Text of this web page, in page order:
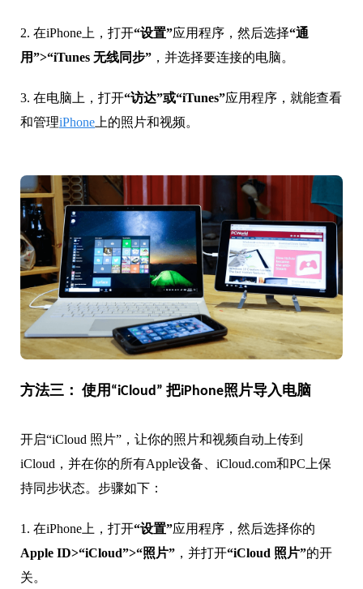
2. 在iPhone上，打开“设置”应用程序，然后选择“通
用”>“iTunes 无线同步” ，并选择要连接的电脑。
3. 在电脑上，打开“访达”或“iTunes”应用程序，就能查看
和管理iPhone 上的照片和视频。
方法三： 使用“iCloud” 把iPhone照片导入电脑
开启“iCloud 照片”，让你的照片和视频自动上传到
iCloud，并在你的所有Apple设备、iCloud.com和PC上保
持同步状态。步骤如下：
1. 在iPhone上，打开“设置”应用程序，然后选择你的
Apple ID>“iCloud”>“照片” ，并打开“iCloud 照片”的开
关。